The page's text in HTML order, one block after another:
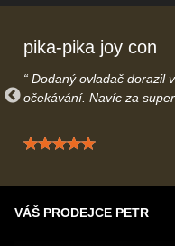
pika-pika joy con
Dodaný ovladač dorazil
očekávání. Navíc za
Hodnocení: 5 /
VÁŠ PRODEJCE PETR